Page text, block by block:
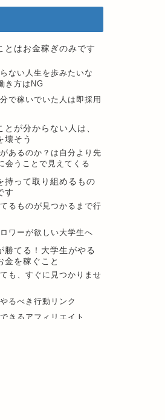
とはお金稼ぎのみです
ない人生を歩みたいな
き方はNG
で稼いでいた人は即採用
が分からない人は、
壊そう
あるのか？は自分より先
会うことで見えてくる
持って取り組めるもの
す
るものが見つかるまで行
ワーが欲しい大学生へ
勝てる！大学生がやる
金を稼ぐこと
も、すぐに見つかりませ
るべき行動リンク
きるアフィリエイト